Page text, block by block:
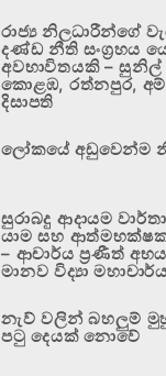
රාජ්‍ය නිලධාරීන්ගේ
දණ්ඩ නීති සංග්‍රහය
අවභාවිතයකි –
කොළඹ, රත්නපුර,
දිසාපති
ලෝකයේ අඩුවෙන්ම
සුරාබදු ආදායම
යාම සහ
– ආචාර්ය ප්‍රණීත්
මානව විද්‍යා මහාචාර්ය
නැව් වලින් බහලුම්
පටු දෙයක් නොවේ